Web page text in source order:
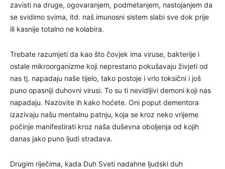
zavisti na druge, ogovaranjem, podmetanjem, nastojanjem da
se svidimo svima, itd. naš imunosni sistem slabi sve dok prije
ili kasnije totalno ne kolabira.
Trebate razumjeti da kao što čovjek ima viruse, bakterije i
ostale mikroorganizme koji neprestano pokušavaju živjeti od
nas tj. napadaju naše tijelo, tako postoje i vrlo toksični i još
puno opasniji duhovni virusi. To su ti nevidljivi demoni koji nas
napadaju. Nazovite ih kako hoćete. Oni poput dementora
izazivaju našu mentalnu patnju, koja se kroz neko vrijeme
počinje manifestirati kroz naša duševna oboljenja od kojih
danas jako puno ljudi stradava.
Drugim riječima, kada Duh Sveti nadahne ljudski duh